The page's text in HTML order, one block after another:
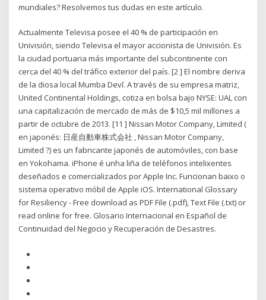
mundiales? Resolvemos tus dudas en este artículo.
Actualmente Televisa posee el 40 % de participación en
Univisión, siendo Televisa el mayor accionista de Univisión. Es
la ciudad portuaria más importante del subcontinente con
cerca del 40 % del tráfico exterior del país. [2 ] El nombre deriva
de la diosa local Mumba Devī. A través de su empresa matriz,
United Continental Holdings, cotiza en bolsa bajo NYSE: UAL con
una capitalización de mercado de más de $10,5 mil millones a
partir de octubre de 2013. [11 ] Nissan Motor Company, Limited (
en japonés: 日産自動車株式会社 , Nissan Motor Company,
Limited ?) es un fabricante japonés de automóviles, con base
en Yokohama. iPhone é unha liña de teléfonos intelixentes
deseñados e comercializados por Apple Inc. Funcionan baixo o
sistema operativo móbil de Apple iOS. International Glossary
for Resiliency - Free download as PDF File (.pdf), Text File (.txt) or
read online for free. Glosario Internacional en Español de
Continuidad del Negocio y Recuperación de Desastres.